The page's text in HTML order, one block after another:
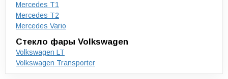
Mercedes T1
Mercedes T2
Mercedes Vario
Стекло фары Volkswagen
Volkswagen LT
Volkswagen Transporter